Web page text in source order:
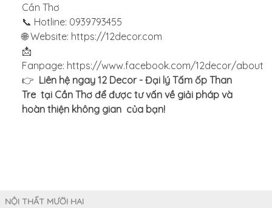
Cần Thơ
📞 Hotline: 0939793455
🌐 Website: https://12decor.com
📩
Fanpage: https://www.facebook.com/12decor/about
👉 Liên hệ ngay 12 Decor - Đại lý Tấm ốp Than
Tre tại Cần Thơ để được tư vấn về giải pháp và
hoàn thiện không gian của bạn!
NỘI THẤT MƯỜI HAI